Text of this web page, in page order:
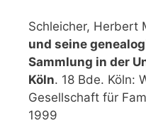
Schleicher, Herbert
und seine
Sammlung in der
Köln. 18 Bde. Köln:
Gesellschaft für
1999